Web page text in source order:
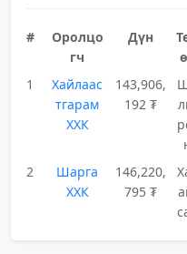
#
Оролцо
гч
Дүн
1
Хайлаас
тгарам
ХХК
143,906,
192 ₮
2
Шарга
ХХК
146,220,
795 ₮